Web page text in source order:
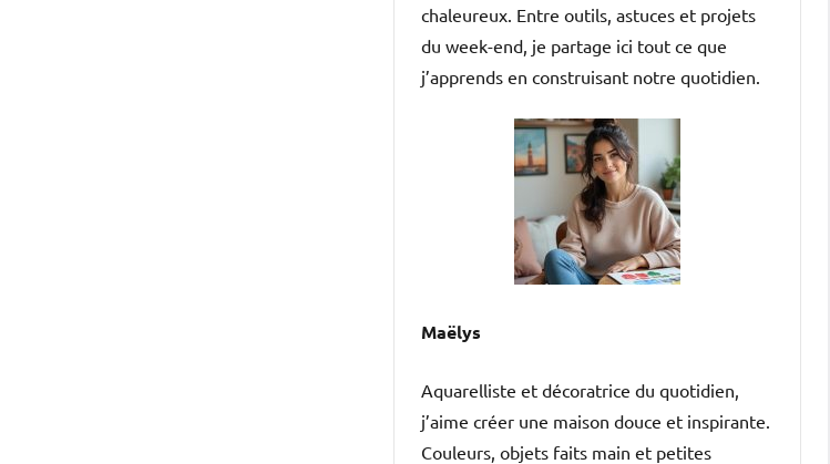
chaleureux. Entre outils, astuces et projets
du week-end, je partage ici tout ce que
j’apprends en construisant notre quotidien.
Maëlys
Aquarelliste et décoratrice du quotidien,
j’aime créer une maison douce et inspirante.
Couleurs, objets faits main et petites